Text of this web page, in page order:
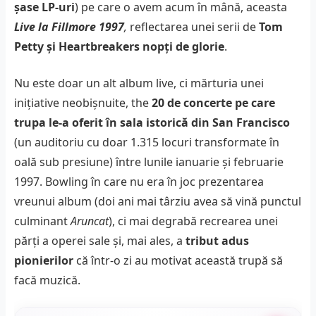
șase LP-uri) pe care o avem acum în mână, aceasta
Live la Fillmore 1997, reflectarea unei serii deTom
Petty și Heartbreakers nopți de glorie.
Nu este doar un alt album live, ci mărturia unei
inițiative neobișnuite, the20 de concerte pe care
trupa le-a oferit în sala istorică din San Francisco
(un auditoriu cu doar 1.315 locuri transformate în
oală sub presiune) între lunile ianuarie și februarie
1997. Bowling în care nu era în joc prezentarea
vreunui album (doi ani mai târziu avea să vină punctul
culminantAruncat), ci mai degrabă recrearea unei
părți a operei sale și, mai ales, a tribut adus
pionierilor că într-o zi au motivat această trupă să
facă muzică.